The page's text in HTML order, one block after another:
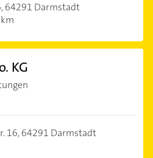
64291 Darmstadt
KG
16,64291 Darmstadt